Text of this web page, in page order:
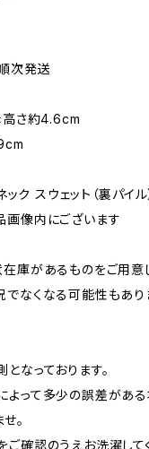
次発送
高さ約4.6cm
ク スウェット（裏パイル
像内にございます
庫があるものをご用意
なくなる可能性もあり
なっております。
って多少の誤差がある
。
確認のうえお洗濯して